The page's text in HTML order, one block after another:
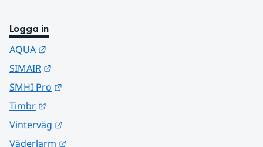
Logga in
AQUA
SIMAIR
SMHI Pro
Timbr
Vinterväg
Väderlarm